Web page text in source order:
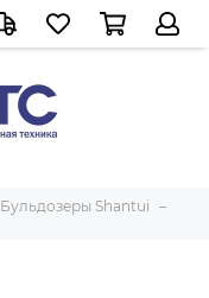
Бульдозеры Shantui